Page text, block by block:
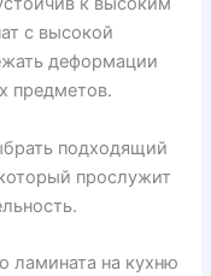
с высокой
деформации
предметов.
подходящий
прослужит
ламината на кухню